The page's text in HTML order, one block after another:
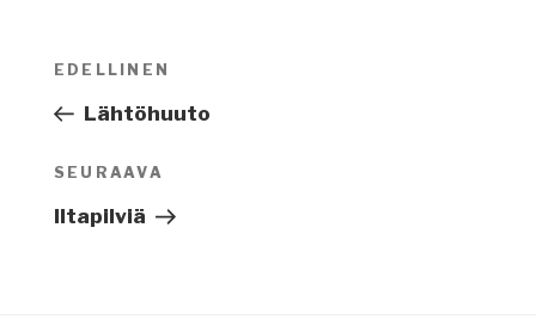
Artikkelien
Edellinen
artikkeli
EDELLINEN
Lähtöhuuto
Seuraava
artikkeli
SEURAAVA
Iltapilviä